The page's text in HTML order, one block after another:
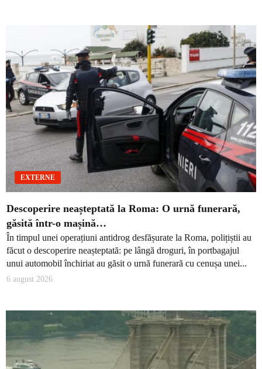
EXTERNE
Descoperire neașteptată la Roma: O urnă funerară,
găsită într-o mașină…
În timpul unei operațiuni antidrog desfășurate la Roma, polițiștii au
făcut o descoperire neașteptată: pe lângă droguri, în portbagajul
unui automobil închiriat au găsit o urnă funerară cu cenușa unei...
6 august 2026